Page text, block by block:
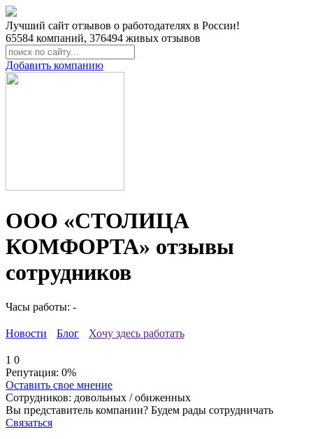
Лучший сайт отзывов о работодателях в России!
65584 компаний, 376494 живых отзывов
Добавить компанию
ООО «СТОЛИЦА
КОМФОРТА» отзывы
сотрудников
Часы работы: -
Новости Блог Хочу здесь работать
1 0
Репутация: 0%
Оставить свое мнение
Сотрудников: довольных /обиженных
Вы представитель компании? Будем рады сотрудничать
Связаться